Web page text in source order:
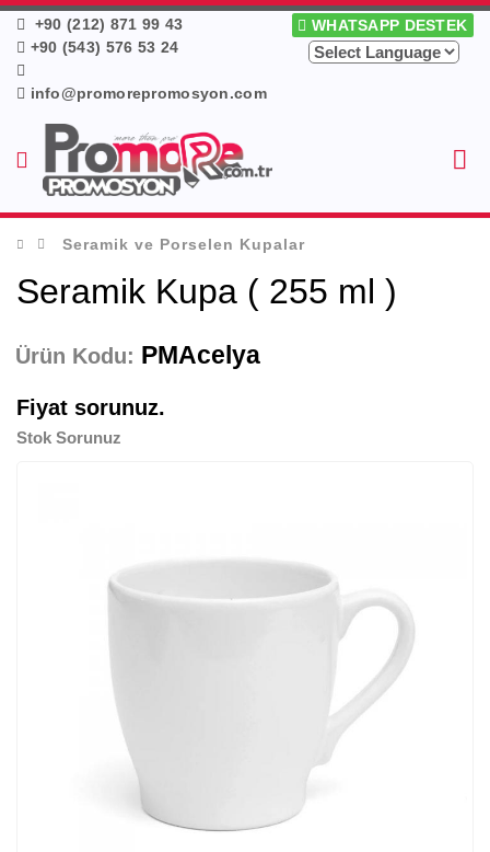
+90 (212) 871 99 43
+90 (543) 576 53 24
info@promorepromosyon.com
WHATSAPP DESTEK
Seramik ve Porselen Kupalar
Seramik Kupa ( 255 ml )
Ürün Kodu: PMAcelya
Fiyat sorunuz.
Stok Sorunuz